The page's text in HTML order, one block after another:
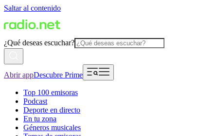
Saltar al contenido
¿Qué deseas escuchar?
Abrir appDescubre Prime
Top 100 emisoras
Podcast
Deporte en directo
En tu zona
Géneros musicales